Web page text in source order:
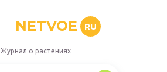
NETVOE RU
Журнал о растениях